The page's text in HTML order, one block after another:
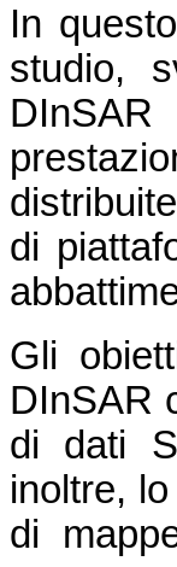
In
studio,
di
Gli
DInSAR
di dati
inoltre,
di